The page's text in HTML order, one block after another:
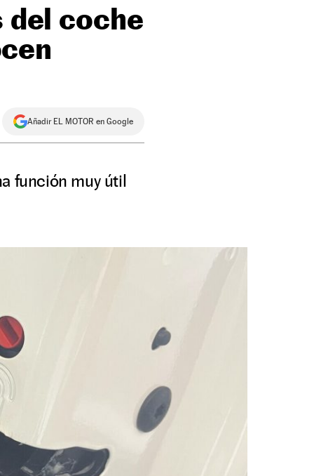
del coche
Añadir EL MOTOR en Google
función muy útil